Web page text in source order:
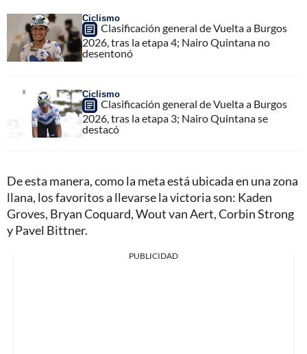
Ciclismo
Clasificación general de Vuelta a Burgos
2026, tras la etapa 4; Nairo Quintana no
desentonó
Ciclismo
Clasificación general de Vuelta a Burgos
2026, tras la etapa 3; Nairo Quintana se
destacó
De esta manera, como la meta está ubicada en una zona
llana, los favoritos a llevarse la victoria son: Kaden
Groves, Bryan Coquard, Wout van Aert, Corbin Strong
y Pavel Bittner.
PUBLICIDAD